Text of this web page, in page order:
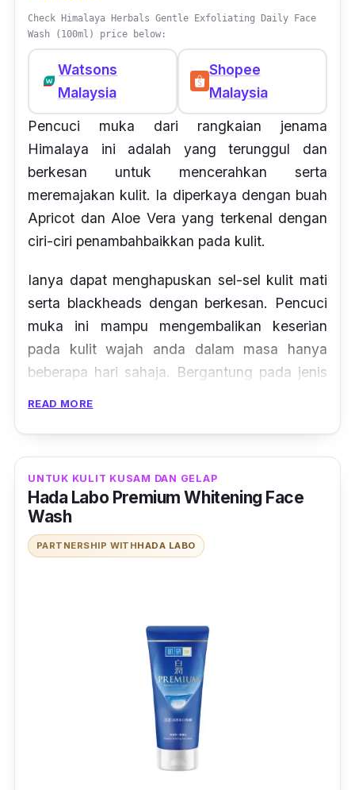
Check Himalaya Herbals Gentle Exfoliating Daily Face
Wash (100ml) price below:
Watsons
Malaysia
Shopee
Malaysia
Pencuci muka dari rangkaian jenama
Himalaya ini adalah yang terunggul dan
berkesan untuk mencerahkan serta
meremajakan kulit. Ia diperkaya dengan buah
Apricot dan Aloe Vera yang terkenal dengan
ciri-ciri penambahbaikkan pada kulit.
Ianya dapat menghapuskan sel-sel kulit mati
serta blackheads dengan berkesan. Pencuci
muka ini mampu mengembalikan keserian
pada kulit wajah anda dalam masa hanya
beberapa hari sahaja. Bergantung pada jenis
READ MORE
UNTUK KULIT KUSAM DAN GELAP
Hada Labo Premium Whitening Face
Wash
PARTNERSHIP WITHHADA LABO